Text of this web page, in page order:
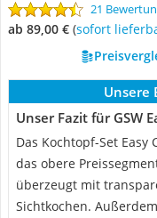
21
ab 89,00 € ( Sofort
Unsere
Unser Fazit für GSW
Das Kochtopf-Set Easy
das obere
überzeugt mit
Sichtkochen.